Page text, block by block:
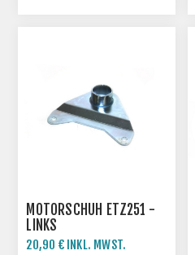
MOTORSCHUH ETZ251 -
LINKS
20,90 € INKL. MWST.